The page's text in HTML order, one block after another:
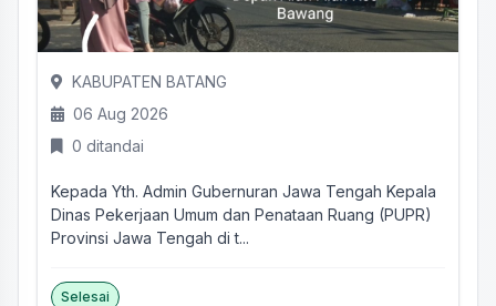
KABUPATEN BATANG
06 Aug 2026
0 ditandai
Kepada Yth. Admin Gubernuran Jawa Tengah Kepala
Dinas Pekerjaan Umum dan Penataan Ruang (PUPR)
Provinsi Jawa Tengah di t...
Selesai